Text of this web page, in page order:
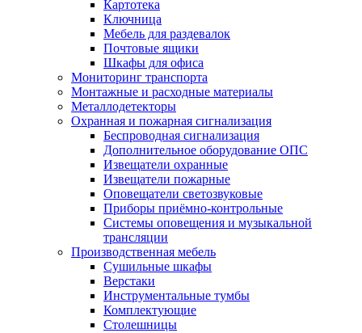
Картотека
Ключница
Мебель для раздевалок
Почтовые ящики
Шкафы для офиса
Мониторинг транспорта
Монтажные и расходные материалы
Металлодетекторы
Охранная и пожарная сигнализация
Беспроводная сигнализация
Дополнительное оборудование ОПС
Извещатели охранные
Извещатели пожарные
Оповещатели светозвуковые
Приборы приёмно-контрольные
Системы оповещения и музыкальной
трансляции
Производственная мебель
Cушильные шкафы
Верстаки
Инструментальные тумбы
Комплектующие
Столешницы